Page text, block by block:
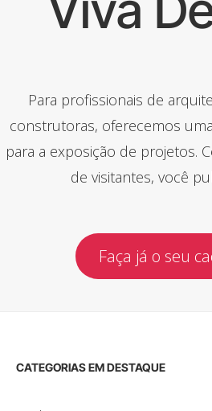
Para profissionais de
construtoras, oferecemos
para a exposição de projetos.
de visitantes, você
Faça já o seu
CATEGORIAS EM DESTAQUE